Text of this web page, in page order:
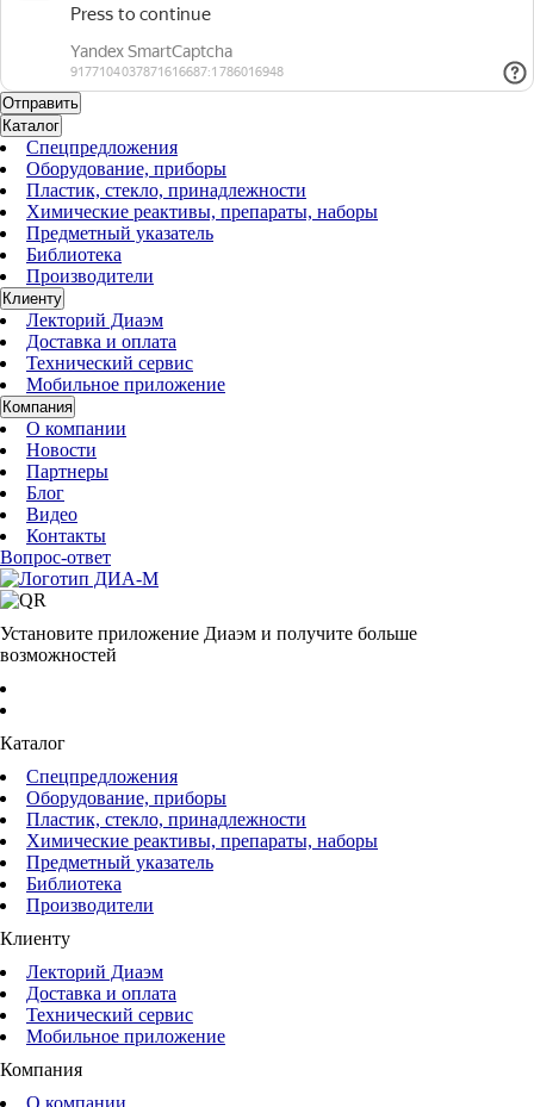
Каталог
Спецпредложения
Оборудование, приборы
Пластик, стекло, принадлежности
Химические реактивы, препараты, наборы
Предметный указатель
Библиотека
Производители
Клиенту
Лекторий Диаэм
Доставка и оплата
Технический сервис
Мобильное приложение
Компания
О компании
Новости
Партнеры
Блог
Видео
Контакты
Вопрос-ответ
Установите приложение Диаэм и получите больше
возможностей
Каталог
Спецпредложения
Оборудование, приборы
Пластик, стекло, принадлежности
Химические реактивы, препараты, наборы
Предметный указатель
Библиотека
Производители
Клиенту
Лекторий Диаэм
Доставка и оплата
Технический сервис
Мобильное приложение
Компания
О компании